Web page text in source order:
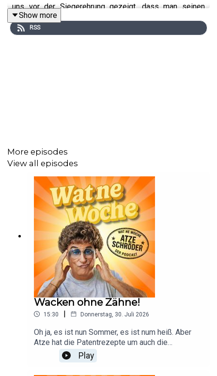
uns vor der Siegerehrung gezeigt, dass man seinen
Dackel auch mit Zunge küssen kann.
Doch die große Frage jetzt zur Eröffnung der WM ist
Instagram:
https://www.instagram.com/atzeschroeder_offiziell/
Hier gehts zum
Tippspiel: https://finanzguru.de/wm/invite?
code=EXAD13-EXAD13
Show more
RSS
More episodes
View all episodes
Wacken ohne Zähne!
15:30 | Donnerstag, 30. Juli 2026
Oh ja, es ist nun Sommer, es ist num heiß. Aber
Atze hat die Patentrezepte um auch die
heißesten Woche des Jahres durchzustehen.
Man braucht einfach Freunde mit Pool und Luxus-
Grill. So bleibt auch die Küche zu Hause sauber
Play